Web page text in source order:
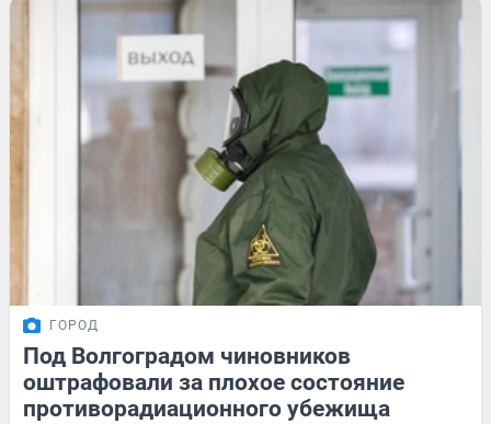
ГОРОД
Под Волгоградом чиновников
оштрафовали за плохое состояние
противорадиационного убежища